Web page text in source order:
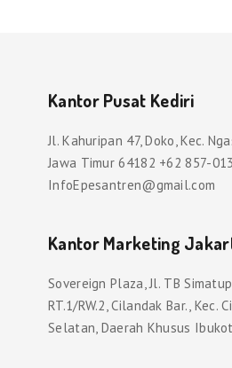
Kantor Pusat Kediri
Jl. Kahuripan 47, Doko, Kec.
Jawa Timur 64182 +62 857-
InfoEpesantren@gmail.com
Kantor Marketing
Sovereign Plaza, Jl. TB
RT.1/RW.2, Cilandak Bar., Kec.
Selatan, Daerah Khusus